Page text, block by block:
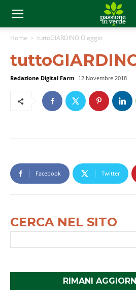
Home tuttoGIARDINO Oleggio
Redazione Digital Farm 12 Novembre 2018
Facebook Twitter
CERCA NEL SITO
RIMANI